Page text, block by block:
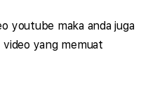
youtube maka anda juga
yang memuat